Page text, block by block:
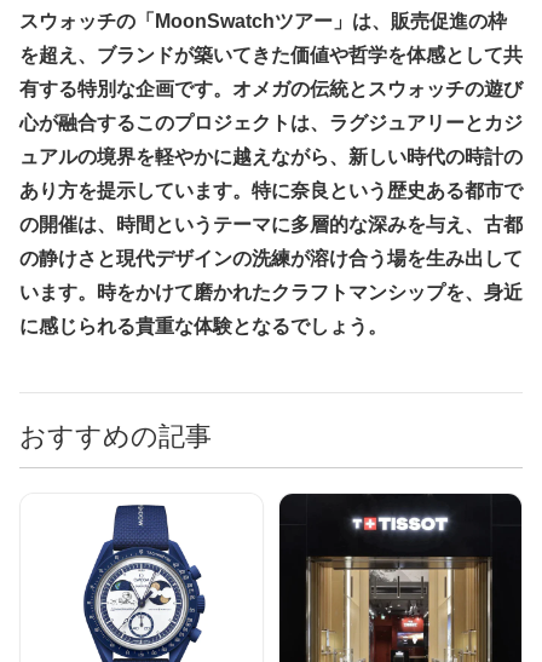
スウォッチの「MoonSwatchツアー」は、販売促進の枠
を超え、ブランドが築いてきた価値や哲学を体感として共
有する特別な企画です。オメガの伝統とスウォッチの遊び
心が融合するこのプロジェクトは、ラグジュアリーとカジ
ュアルの境界を軽やかに越えながら、新しい時代の時計の
あり方を提示しています。特に奈良という歴史ある都市で
の開催は、時間というテーマに多層的な深みを与え、古都
の静けさと現代デザインの洗練が溶け合う場を生み出して
います。時をかけて磨かれたクラフトマンシップを、身近
に感じられる貴重な体験となるでしょう。
おすすめの記事